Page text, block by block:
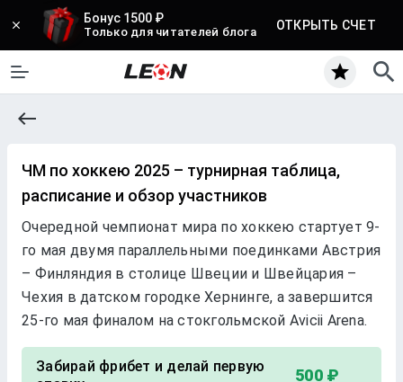
Бонус 1500 ₽
Только для читателей блога ОТКРЫТЬ СЧЕТ
ЧМ по хоккею 2025 – турнирная таблица,
расписание и обзор участников
Очередной чемпионат мира по хоккею стартует 9-
го мая двумя параллельными поединками Австрия
– Финляндия в столице Швеции и Швейцария –
Чехия в датском городке Хернинге, а завершится
25-го мая финалом на стокгольмской Avicii Arena.
Забирай фрибет и делай первую
500 ₽